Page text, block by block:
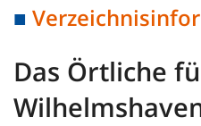
Das Örtliche